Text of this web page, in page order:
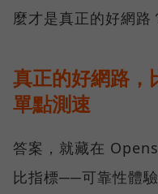
麼才是真正的好網路
真正的好網路，
單點測速
答案，就藏在
比指標──可靠性體